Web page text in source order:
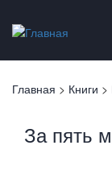
основному
содержанию
Вы
Главная > Книги >
За пять